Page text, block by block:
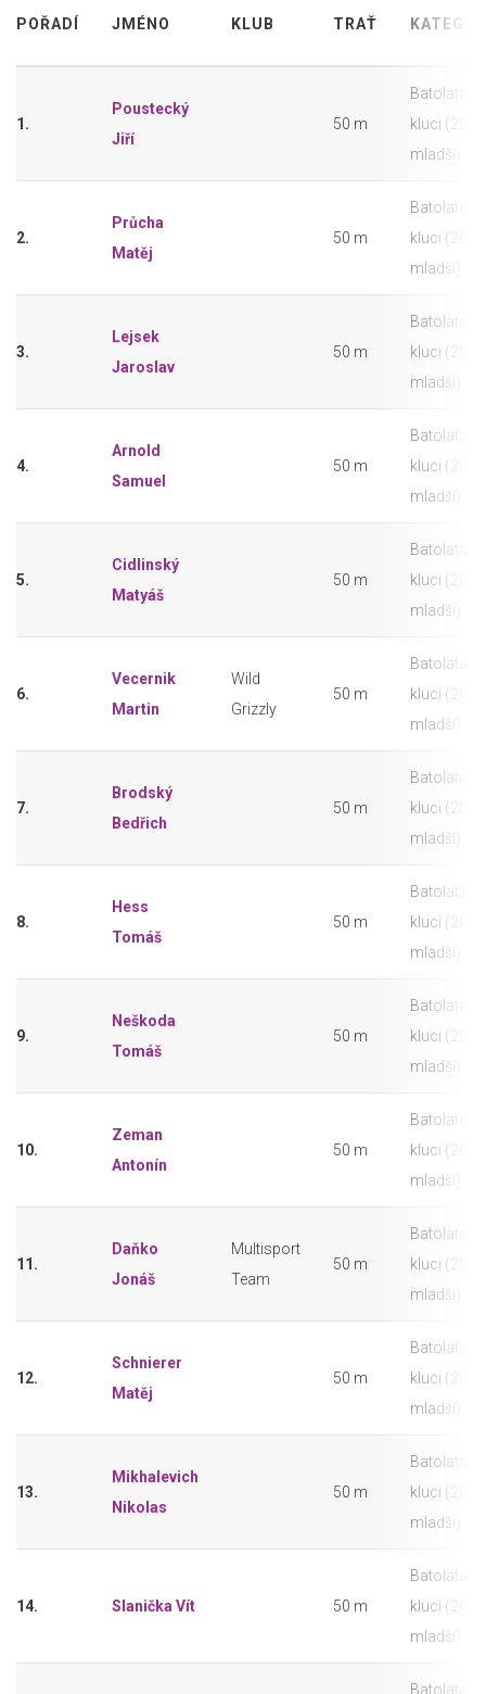
POŘADÍ JMÉNO KLUB TRAŤ
1.
Poustecký
Jiří
50 m
Batolata -
kluci
mladší)
2.
Průcha
Matěj
50 m
Batolata -
kluci
mladší)
3.
Lejsek
Jaroslav
50 m
Batolata -
kluci
mladší)
4.
Arnold
Samuel
50 m
Batolata -
kluci
mladší)
5.
Cidlinský
Matyáš
50 m
Batolata -
kluci
mladší)
6.
Vecernik
Martin
Wild
Grizzly
50 m
Batolata -
kluci
mladší)
7.
Brodský
Bedřich
50 m
Batolata -
kluci
mladší)
8.
Hess
Tomáš
50 m
Batolata -
kluci
mladší)
9.
Neškoda
Tomáš
50 m
Batolata -
kluci
mladší)
10.
Zeman
Antonín
50 m
Batolata -
kluci
mladší)
11.
Daňko
Jonáš
Multisport
Team
50 m
Batolata -
kluci
mladší)
12.
Schnierer
Matěj
50 m
Batolata -
kluci
mladší)
13.
Mikhalevich
Nikolas
50 m
Batolata -
kluci
mladší)
14. Slanička Vít 50 m
Batolata -
kluci
mladší)
Batolata -